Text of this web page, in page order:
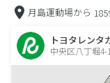
月島運動場から
トヨタレンタ
中央区八丁堀4-